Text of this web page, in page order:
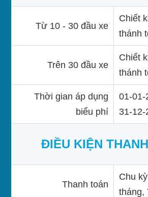
Từ 10 - 30 đầu xe
Chiết
thánh
Trên 30 đầu xe
Chiết
thánh
Thời gian áp dụng
biểu phí
01-01-
31-12-
ĐIỀU KIỆN
Thanh toán
Chu
tháng,